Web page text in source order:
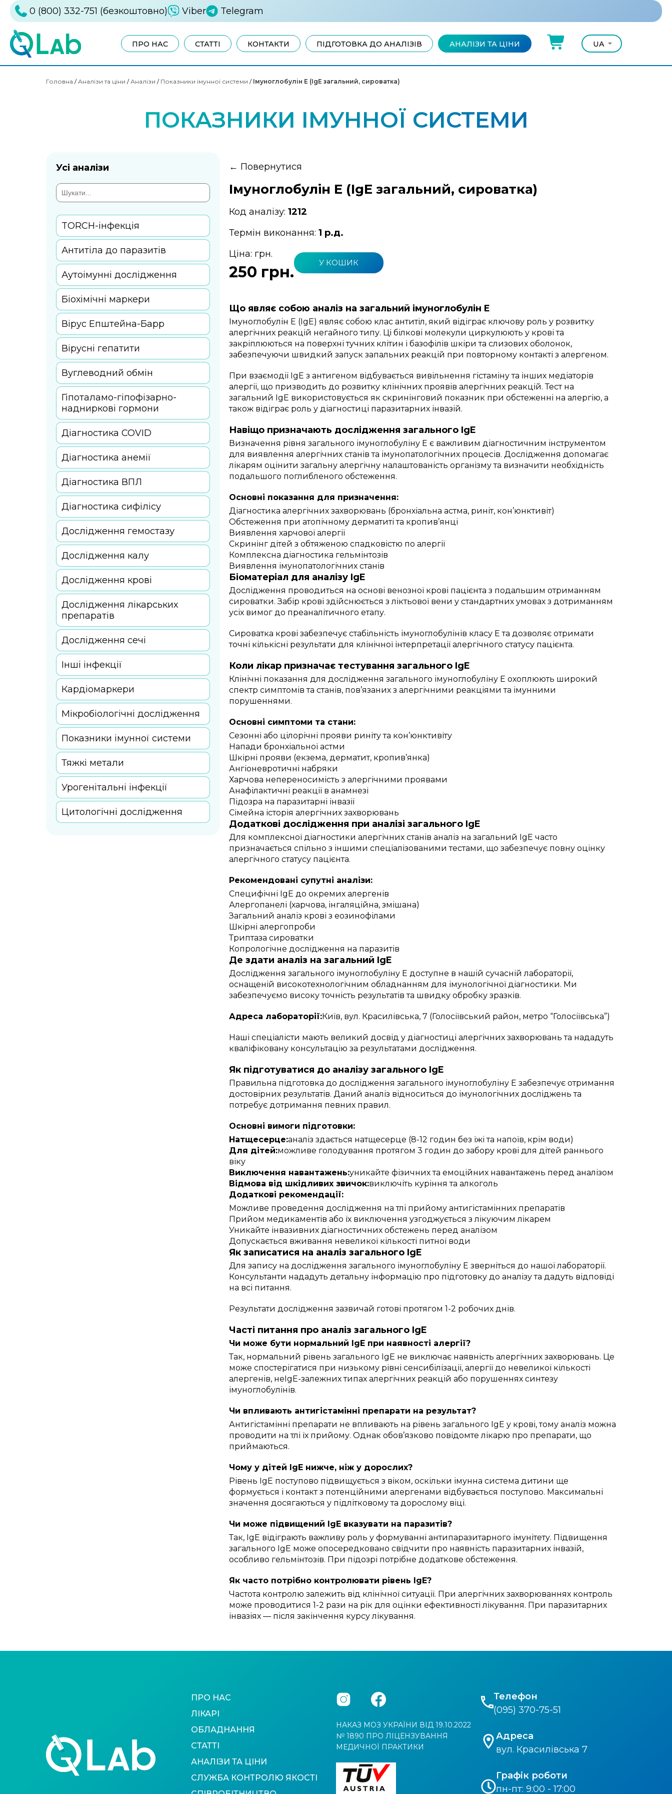
0 (800) 332-751 (безкоштовно) Viber Telegram
ПРО НАС СТАТТІ КОНТАКТИ ПІДГОТОВКА ДО АНАЛІЗІВ АНАЛІЗИ ТА ЦІНИ
UA
Головна / Аналізи та ціни / Аналізи / Показники імунної системи / Імуноглобулін E (IgЕ загальний, сироватка)
ПОКАЗНИКИ ІМУННОЇ СИСТЕМИ
Усі аналізи
TORCH-інфекція
Антитіла до паразитів
Аутоімунні дослідження
Біохімічні маркери
Вірус Епштейна-Барр
Вірусні гепатити
Вуглеводний обмін
Гіпоталамо-гіпофізарно-
надниркові гормони
Діагностика COVID
Діагностика анемії
Діагностика ВПЛ
Діагностика сифілісу
Дослідження гемостазу
Дослідження калу
Дослідження крові
Дослідження лікарських
препаратів
Дослідження сечі
Інші інфекції
Кардіомаркери
Мікробіологічні дослідження
Показники імунної системи
Тяжкі метали
Урогенітальні інфекції
Цитологічні дослідження
← Повернутися
Імуноглобулін E (IgЕ загальний, сироватка)
Код аналізу:1212
Термін виконання:1 р.д.
Ціна: грн.
250 грн. У КОШИК
Що являє собою аналіз на загальний імуноглобулін E
Імуноглобулін E (IgE) являє собою клас антитіл, який відіграє ключову роль у розвитку
алергічних реакцій негайного типу. Ці білкові молекули циркулюють у крові та
закріплюються на поверхні тучних клітин і базофілів шкіри та слизових оболонок,
забезпечуючи швидкий запуск запальних реакцій при повторному контакті з алергеном.
При взаємодії IgE з антигеном відбувається вивільнення гістаміну та інших медіаторів
алергії, що призводить до розвитку клінічних проявів алергічних реакцій. Тест на
загальний IgE використовується як скринінговий показник при обстеженні на алергію, а
також відіграє роль у діагностиці паразитарних інвазій.
Навіщо призначають дослідження загального IgE
Визначення рівня загального імуноглобуліну E є важливим діагностичним інструментом
для виявлення алергічних станів та імунопатологічних процесів. Дослідження допомагає
лікарям оцінити загальну алергічну налаштованість організму та визначити необхідність
подальшого поглибленого обстеження.
Основні показання для призначення:
Діагностика алергічних захворювань (бронхіальна астма, риніт, кон’юнктивіт)
Обстеження при атопічному дерматиті та кропив’янці
Виявлення харчової алергії
Скринінг дітей з обтяженою спадковістю по алергії
Комплексна діагностика гельмінтозів
Виявлення імунопатологічних станів
Біоматеріал для аналізу IgE
Дослідження проводиться на основі венозної крові пацієнта з подальшим отриманням
сироватки. Забір крові здійснюється з ліктьової вени у стандартних умовах з дотриманням
усіх вимог до преаналітичного етапу.
Сироватка крові забезпечує стабільність імуноглобулінів класу E та дозволяє отримати
точні кількісні результати для клінічної інтерпретації алергічного статусу пацієнта.
Коли лікар призначає тестування загального IgE
Клінічні показання для дослідження загального імуноглобуліну E охоплюють широкий
спектр симптомів та станів, пов’язаних з алергічними реакціями та імунними
порушеннями.
Основні симптоми та стани:
Сезонні або цілорічні прояви риніту та кон’юнктивіту
Напади бронхіальної астми
Шкірні прояви (екзема, дерматит, кропив’янка)
Ангіоневротичні набряки
Харчова непереносимість з алергічними проявами
Анафілактичні реакції в анамнезі
Підозра на паразитарні інвазії
Сімейна історія алергічних захворювань
Додаткові дослідження при аналізі загального IgE
Для комплексної діагностики алергічних станів аналіз на загальний IgE часто
призначається спільно з іншими спеціалізованими тестами, що забезпечує повну оцінку
алергічного статусу пацієнта.
Рекомендовані супутні аналізи:
Специфічні IgE до окремих алергенів
Алергопанелі (харчова, інгаляційна, змішана)
Загальний аналіз крові з еозинофілами
Шкірні алергопроби
Триптаза сироватки
Копрологічне дослідження на паразитів
Де здати аналіз на загальний IgE
Дослідження загального імуноглобуліну E доступне в нашій сучасній лабораторії,
оснащеній високотехнологічним обладнанням для імунологічної діагностики. Ми
забезпечуємо високу точність результатів та швидку обробку зразків.
Адреса лабораторії:Київ, вул. Красилівська, 7 (Голосіївський район, метро “Голосіївська”)
Наші спеціалісти мають великий досвід у діагностиці алергічних захворювань та нададуть
кваліфіковану консультацію за результатами дослідження.
Як підготуватися до аналізу загального IgE
Правильна підготовка до дослідження загального імуноглобуліну E забезпечує отримання
достовірних результатів. Даний аналіз відноситься до імунологічних досліджень та
потребує дотримання певних правил.
Основні вимоги підготовки:
Натщесерце:аналіз здається натщесерце (8-12 годин без їжі та напоїв, крім води)
Для дітей:можливе голодування протягом 3 годин до забору крові для дітей раннього
віку
Виключення навантажень:уникайте фізичних та емоційних навантажень перед аналізом
Відмова від шкідливих звичок:виключіть куріння та алкоголь
Додаткові рекомендації:
Можливе проведення дослідження на тлі прийому антигістамінних препаратів
Прийом медикаментів або їх виключення узгоджується з лікуючим лікарем
Уникайте інвазивних діагностичних обстежень перед аналізом
Допускається вживання невеликої кількості питної води
Як записатися на аналіз загального IgE
Для запису на дослідження загального імуноглобуліну E зверніться до нашої лабораторії.
Консультанти нададуть детальну інформацію про підготовку до аналізу та дадуть відповіді
на всі питання.
Результати дослідження зазвичай готові протягом 1-2 робочих днів.
Часті питання про аналіз загального IgE
Чи може бути нормальний IgE при наявності алергії?
Так, нормальний рівень загального IgE не виключає наявність алергічних захворювань. Це
може спостерігатися при низькому рівні сенсибілізації, алергії до невеликої кількості
алергенів, неIgE-залежних типах алергічних реакцій або порушеннях синтезу
імуноглобулінів.
Чи впливають антигістамінні препарати на результат?
Антигістамінні препарати не впливають на рівень загального IgE у крові, тому аналіз можна
проводити на тлі їх прийому. Однак обов’язково повідомте лікарю про препарати, що
приймаються.
Чому у дітей IgE нижче, ніж у дорослих?
Рівень IgE поступово підвищується з віком, оскільки імунна система дитини ще
формується і контакт з потенційними алергенами відбувається поступово. Максимальні
значення досягаються у підлітковому та дорослому віці.
Чи може підвищений IgE вказувати на паразитів?
Так, IgE відіграють важливу роль у формуванні антипаразитарного імунітету. Підвищення
загального IgE може опосередковано свідчити про наявність паразитарних інвазій,
особливо гельмінтозів. При підозрі потрібне додаткове обстеження.
Як часто потрібно контролювати рівень IgE?
Частота контролю залежить від клінічної ситуації. При алергічних захворюваннях контроль
може проводитися 1-2 рази на рік для оцінки ефективності лікування. При паразитарних
інвазіях — після закінчення курсу лікування.
ПРО НАС
ЛІКАРІ
ОБЛАДНАННЯ
СТАТТІ
АНАЛІЗИ ТА ЦІНИ
СЛУЖБА КОНТРОЛЮ ЯКОСТІ
НАКАЗ МОЗ УКРАЇНИ ВІД 19.10.2022
№ 1890 ПРО ЛІЦЕНЗУВАННЯ
МЕДИЧНОЇ ПРАКТИКИ
Телефон
(095) 370-75-51
Адреса
вул. Красилівська 7
Графік роботи
пн-пт: 9:00 - 17:00